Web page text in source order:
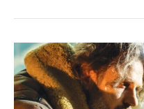
„MIGRACIJE
SU
OK.